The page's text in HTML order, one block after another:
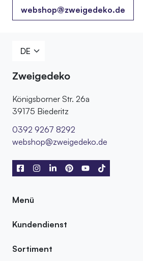
webshop@zweigedeko.de
Zweigedeko
Königsborner Str. 26a
39175 Biederitz
0392 9267 8292
webshop@zweigedeko.de
Menü
Kundendienst
Sortiment